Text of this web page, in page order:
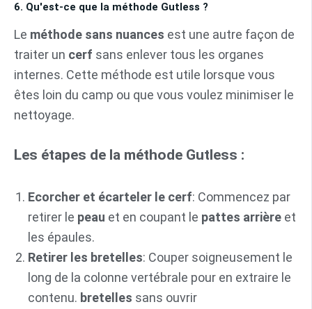
6. Qu'est-ce que la méthode Gutless ?
Le méthode sans nuances est une autre façon de
traiter un cerf sans enlever tous les organes
internes. Cette méthode est utile lorsque vous
êtes loin du camp ou que vous voulez minimiser le
nettoyage.
Les étapes de la méthode Gutless :
Ecorcher et écarteler le cerf: Commencez par
retirer le peau et en coupant le pattes arrière et
les épaules.
Retirer les bretelles: Couper soigneusement le
long de la colonne vertébrale pour en extraire le
contenu. bretelles sans ouvrir